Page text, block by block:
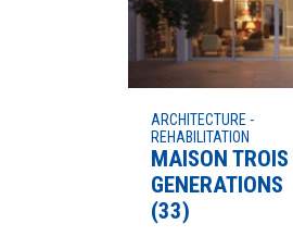
ARCHITECTURE -
REHABILITATION
MAISON TROIS
GENERATIONS
(33)